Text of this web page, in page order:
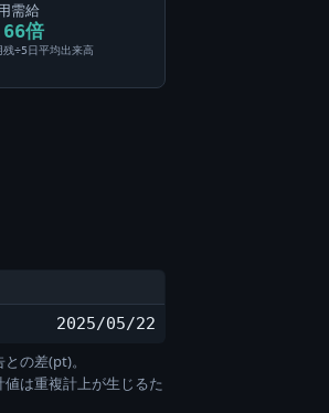
需給
倍
残÷5日平均出来高
2025/05/22
の差(pt)。
は重複計上が生じるた